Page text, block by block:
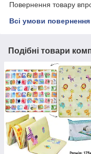
Повернення товару
Всі умови повернення
Подібні товари